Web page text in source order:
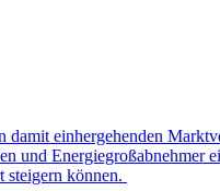
einhergehenden
und
steigern können.